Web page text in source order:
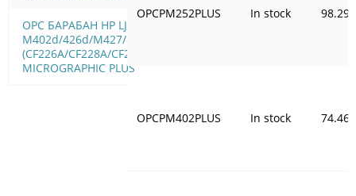
OPC БАРАБАН HP LJ Pro
M402d/426d/M427/M506
(CF226A/CF228A/CF287A)
MICROGRAPHIC PLUS
OPCPM252PLUS In stock 98.29
OPCPM402PLUS In stock 74.46